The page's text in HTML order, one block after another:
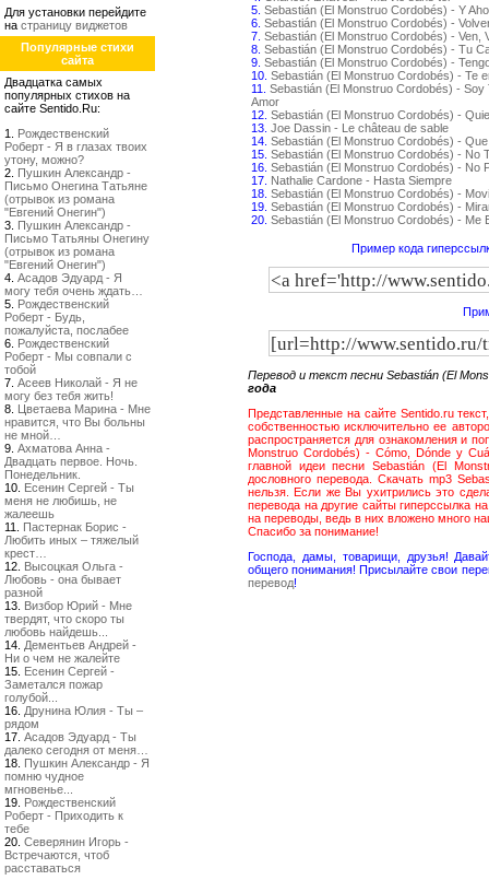
Для установки перейдите
на страницу виджетов
Популярные стихи
сайта
Двадцатка самых
популярных стихов на
сайте Sentido.Ru:
1. Рождественский
Роберт - Я в глазах твоих
утону, можно?
2. Пушкин Александр -
Письмо Онегина Татьяне
(отрывок из романа
"Евгений Онегин")
3. Пушкин Александр -
Письмо Татьяны Онегину
(отрывок из романа
"Евгений Онегин")
4. Асадов Эдуард - Я
могу тебя очень ждать…
5. Рождественский
Роберт - Будь,
пожалуйста, послабее
6. Рождественский
Роберт - Мы совпали с
тобой
7. Асеев Николай - Я не
могу без тебя жить!
8. Цветаева Марина - Мне
нравится, что Вы больны
не мной…
9. Ахматова Анна -
Двадцать первое. Ночь.
Понедельник.
10. Есенин Сергей - Ты
меня не любишь, не
жалеешь
11. Пастернак Борис -
Любить иных – тяжелый
крест…
12. Высоцкая Ольга -
Любовь - она бывает
разной
13. Визбор Юрий - Мне
твердят, что скоро ты
любовь найдешь...
14. Дементьев Андрей -
Ни о чем не жалейте
15. Есенин Сергей -
Заметался пожар
голубой...
16. Друнина Юлия - Ты –
рядом
17. Асадов Эдуард - Ты
далеко сегодня от меня…
18. Пушкин Александр - Я
помню чудное
мгновенье...
19. Рождественский
Роберт - Приходить к
тебе
20. Северянин Игорь -
Встречаются, чтоб
расставаться
5. Sebastián (El Monstruo Cordobés) - Y
6. Sebastián (El Monstruo Cordobés) -
7. Sebastián (El Monstruo Cordobés) - Ven,
8. Sebastián (El Monstruo Cordobés) - Tu
9. Sebastián (El Monstruo Cordobés) -
10. Sebastián (El Monstruo Cordobés) - Te
11. Sebastián (El Monstruo Cordobés) - Soy
Amor
12. Sebastián (El Monstruo Cordobés) -
13. Joe Dassin - Le château de sable
14. Sebastián (El Monstruo Cordobés) -
15. Sebastián (El Monstruo Cordobés) - No
16. Sebastián (El Monstruo Cordobés) - No
17. Nathalie Cardone - Hasta Siempre
18. Sebastián (El Monstruo Cordobés) -
19. Sebastián (El Monstruo Cordobés) -
20. Sebastián (El Monstruo Cordobés) - Me
Пример кода
Перевод и текст песни Sebastián (El
года
Представленные на сайте Sentido.ru
собственностью исключительно ее
распространяется для ознакомления и
Monstruo Cordobés) - Cómo, Dónde y
главной идеи песни Sebastián (El
дословного перевода. Скачать mp3
нельзя. Если же Вы ухитрились это
перевода на другие сайты гиперссылка
на переводы, ведь в них вложено много
Спасибо за понимание!
Господа, дамы, товарищи, друзья!
общего понимания! Присылайте свои
перевод!